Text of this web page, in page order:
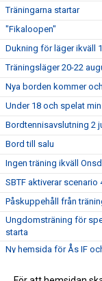
Träningarna startar
"Fikaloopen"
Dukning för läger ikväll
Träningsläger 20-22
Nya borden kommer
Under 18 och spelat
Bordtennisavslutning 2
Bord till salu
Ingen träning ikväll
SBTF aktiverar scenario
Påskuppehåll från
Ungdomsträning för
starta
Ny hemsida för Ås IF